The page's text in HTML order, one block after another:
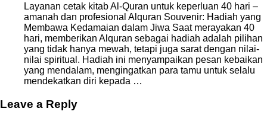
Layanan cetak kitab Al-Quran untuk keperluan 40 hari –
amanah dan profesional Alquran Souvenir: Hadiah yang
Membawa Kedamaian dalam Jiwa Saat merayakan 40
hari, memberikan Alquran sebagai hadiah adalah pilihan
yang tidak hanya mewah, tetapi juga sarat dengan nilai-
nilai spiritual. Hadiah ini menyampaikan pesan kebaikan
yang mendalam, mengingatkan para tamu untuk selalu
mendekatkan diri kepada …
Leave a Reply